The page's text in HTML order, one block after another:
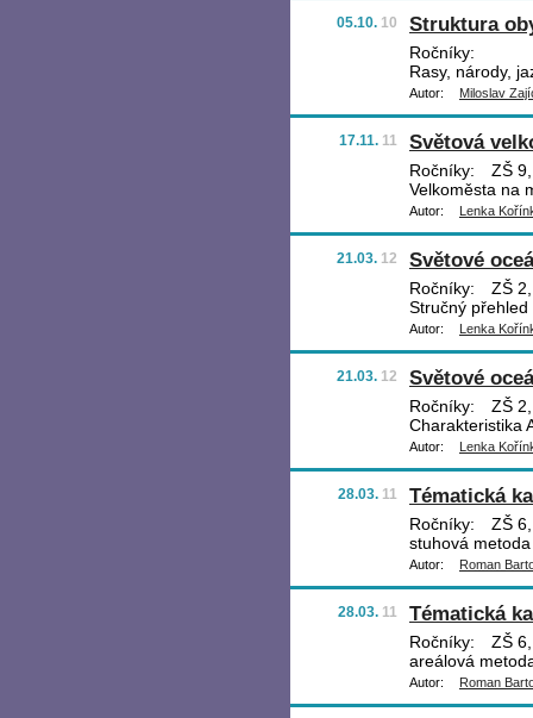
05.10. 10 Struktura
Ročníky:
Rasy, národy,
Autor: Miloslav
17.11. 11 Světová
Ročníky:
ZŠ 9,
Velkoměsta na
Autor: Lenka
21.03. 12 Světové
Ročníky:
ZŠ
Stručný
Autor: Lenka
21.03. 12 Světové
Ročníky:
ZŠ
Charakteristika
Autor: Lenka
28.03. 11 Tématická
Ročníky:
ZŠ 6,
stuhová
Autor: Roman
28.03. 11 Tématická
Ročníky:
ZŠ 6,
areálová
Autor: Roman